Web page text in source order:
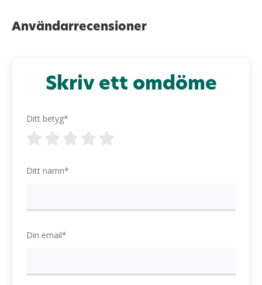
Användarrecensioner
Skriv ett omdöme
Ditt betyg*
Ditt namn*
Din email*